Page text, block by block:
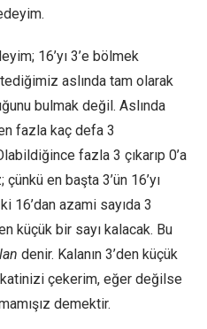
16’yı 3’e bölmek
aslında tam olarak
bulmak değil. Aslında
fazla kaç defa 3
fazla 3 çıkarıp 0’a
en başta 3’ün 16’yı
16’dan azami sayıda 3
küçük bir sayı kalacak. Bu
denir. Kalanın 3’den küçük
çekerim, eğer değilse
demektir.